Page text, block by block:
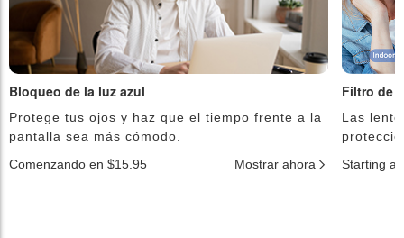
Bloqueo de la luz azul
Protege tus ojos y haz que el tiempo frente a la
pantalla sea más cómodo.
Comenzando en $15.95
Mostrar ahora
Filtro de
Las
Starting at